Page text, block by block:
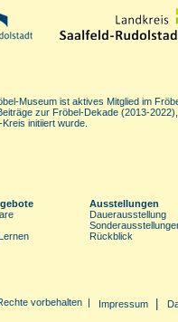
Museum ist aktives Mitglied im
zur Fröbel-Dekade (2013-
initiiert wurde.
Ausstellungen
Dauerausstellung
Rückblick
vorbehalten | Impressum